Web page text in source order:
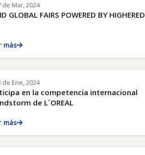
de Mar, 2024
GLOBAL FAIRS POWERED BY HIGHERED
más
de Ene, 2024
en la competencia internacional
de L´OREAL
más